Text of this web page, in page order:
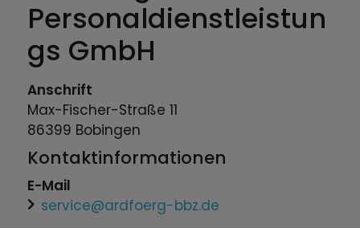
Personaldienstleistun
gs GmbH
Anschrift
Max-Fischer-Straße11
86399 Bobingen
Kontaktinformationen
E-Mail
service@ardfoerg-bbz.de